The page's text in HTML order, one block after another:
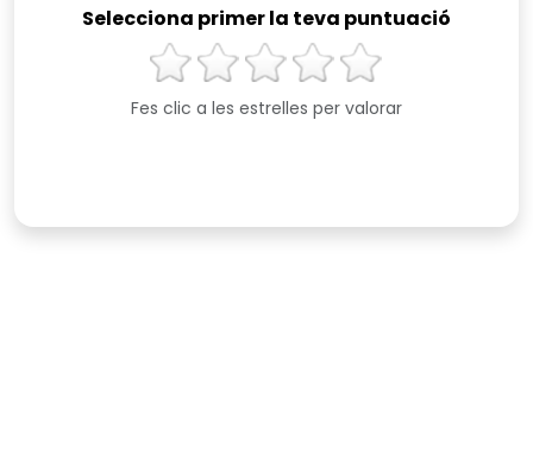
Selecciona primer la teva puntuació
Fes clic a les estrelles per valorar